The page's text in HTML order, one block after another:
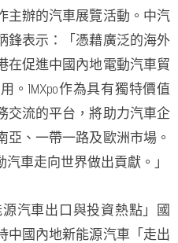
主辦的汽車展覽活動。中汽
鋒表示：「憑藉廣泛的海外
在促進中國內地電動汽車貿
。IMXpo作為具有獨特價值
交流的平台，將助力汽車企
、一帶一路及歐洲市場。
車走向世界做出貢獻。」
源汽車出口與投資熱點」國
中國內地新能源汽車「走出